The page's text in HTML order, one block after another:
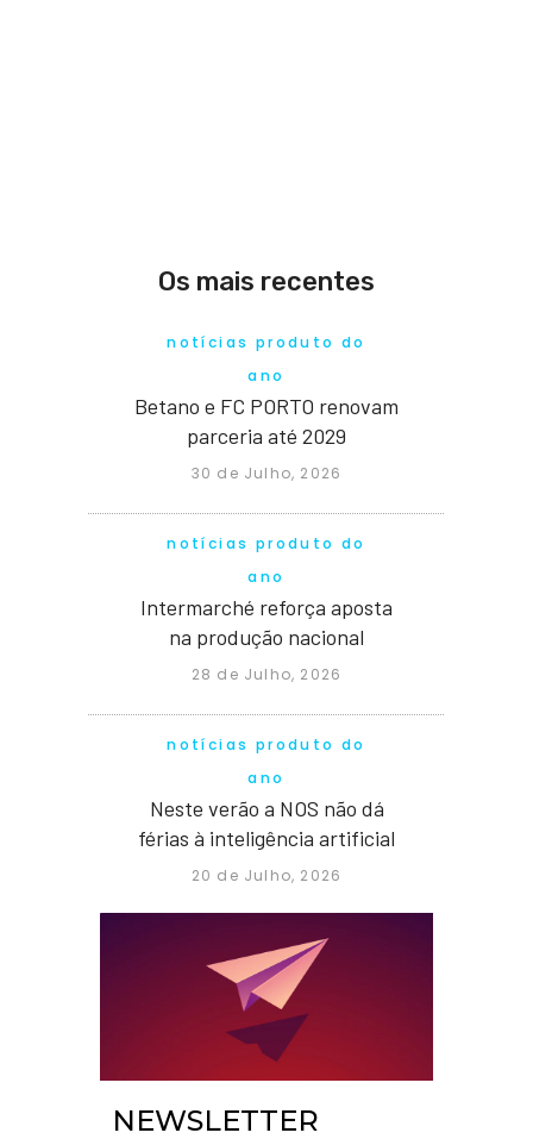
Os mais recentes
notícias produto do
ano
Betano e FC PORTO renovam
parceria até 2029
30 de Julho, 2026
notícias produto do
ano
Intermarché reforça aposta
na produção nacional
28 de Julho, 2026
notícias produto do
ano
Neste verão a NOS não dá
férias à inteligência artificial
20 de Julho, 2026
NEWSLETTER